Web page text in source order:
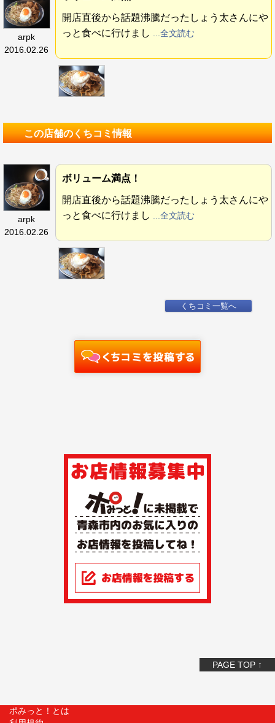
arpk
2016.02.26
開店直後から話題沸騰だったしょう太さんにや
っと食べに行けまし
...全文読む
この店舗のくちコミ情報
arpk
2016.02.26
ボリューム満点！
開店直後から話題沸騰だったしょう太さんにや
っと食べに行けまし
...全文読む
くちコミ一覧へ
PAGE TOP ↑
ポみっと！とは